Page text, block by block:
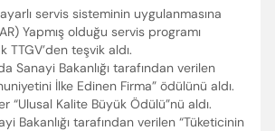
servis sisteminin uygulanmasına
Yapmış olduğu servis programı
TTGV’den teşvik aldı.
Sanayi Bakanlığı tarafından verilen
İlke Edinen Firma” ödülünü aldı.
“Ulusal Kalite Büyük Ödülü”nü aldı.
Bakanlığı tarafından verilen “Tüketicinin